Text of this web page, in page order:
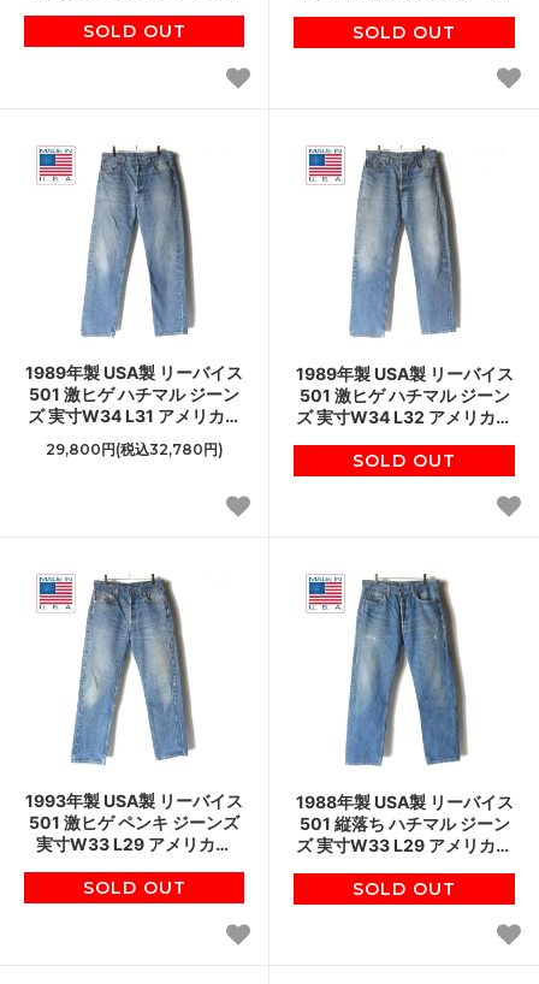
ージ D151
SOLD OUT
ージ D151
SOLD OUT
1989年製 USA製 リーバイス
501 激ヒゲ ハチマル ジーン
ズ 実寸W34 L31 アメリカ製
80s 旧6 524刻印 ビンテー
ジ D151
29,800円(税込32,780円)
1989年製 USA製 リーバイス
501 激ヒゲ ハチマル ジーン
ズ 実寸W34 L32 アメリカ製
D151
SOLD OUT
1993年製 USA製 リーバイス
501 激ヒゲ ペンキ ジーンズ
実寸W33 L29 アメリカ製
ージ D151
SOLD OUT
1988年製 USA製 リーバイス
501 縦落ち ハチマル ジーン
ズ 実寸W33 L29 アメリカ製
SOLD OUT